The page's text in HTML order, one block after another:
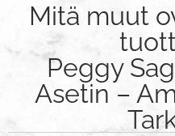
Mitä muut
Peggy
Asetin –